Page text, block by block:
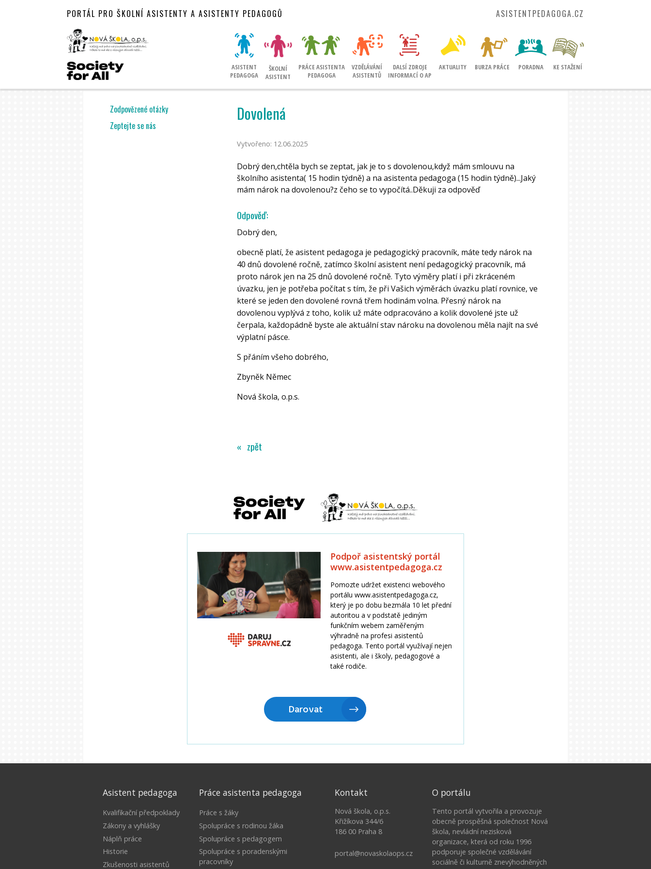
PORTÁL PRO ŠKOLNÍ ASISTENTY A ASISTENTY PEDAGOGŮ ASISTENTPEDAGOGA.CZ
ASISTENT
PEDAGOGA
ŠKOLNÍ
ASISTENT
PRÁCE ASISTENTA
PEDAGOGA
VZDĚLÁVÁNÍ
ASISTENTŮ
DALSÍ ZDROJE
INFORMACÍ O AP
AKTUALITY BURZA PRÁCE PORADNA KE STAŽENÍ
Zodpovězené otázky
Zeptejte se nás
Dovolená
Vytvořeno: 12.06.2025
Dobrý den,chtěla bych se zeptat, jak je to s dovolenou,když mám smlouvu na
školního asistenta( 15 hodin týdně) a na asistenta pedagoga (15 hodin týdně)...Jaký
mám nárok na dovolenou?z čeho se to vypočítá..Děkuji za odpověď
Odpověď:
Dobrý den,
obecně platí, že asistent pedagoga je pedagogický pracovník, máte tedy nárok na
40 dnů dovolené ročně, zatímco školní asistent není pedagogický pracovník, má
proto nárok jen na 25 dnů dovolené ročně. Tyto výměry platí i při zkráceném
úvazku, jen je potřeba počítat s tím, že při Vašich výměrách úvazku platí rovnice, ve
které se jeden den dovolené rovná třem hodinám volna. Přesný nárok na
dovolenou vyplývá z toho, kolik už máte odpracováno a kolik dovolené jste už
čerpala, každopádně byste ale aktuální stav nároku na dovolenou měla najít na své
výplatní pásce.
S přáním všeho dobrého,
Zbyněk Němec
Nová škola, o.p.s.
« zpět
Asistent pedagoga
Kvalifikační předpoklady
Zákony a vyhlášky
Náplň práce
Historie
Zkušenosti asistentů
Práce asistenta pedagoga
Práce s žáky
Spolupráce s rodinou žáka
Spolupráce s pedagogem
Spolupráce s poradenskými
pracovníky
Kontakt
Nová škola, o.p.s.
Křižíkova 344/6
186 00 Praha 8
portal@novaskolaops.cz
O portálu
Tento portál vytvořila a provozuje
obecně prospěšná společnost Nová
škola, nevládní nezisková
organizace, která od roku 1996
podporuje společné vzdělávání
sociálně či kulturně znevýhodněných